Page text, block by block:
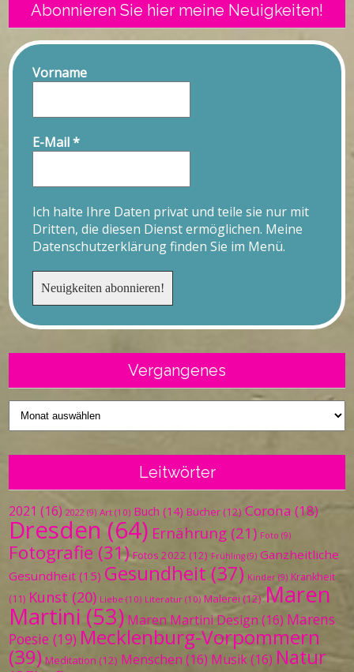
Abonnieren Sie hier meine Neuigkeiten!
Vorname
E-Mail*
Ich halte Ihre Daten privat und teile sie nur mit
Dritten, die diesen Dienst ermöglichen. Meine
Datenschutzerklärung finden Sie im Menü.
Vergangenes
Vergangenes
Leitwörter
2021 (16) 2022 (9) Art (10) Buch (14) Bücher (12) Corona (18)
Dresden (64) Ernährung (21) Foto (9)
Fotografie (31) Fotos 2022 (12) Frühling (9) Ganzheitliche
Gesundheit (15) Gesundheit (37) Kinder (9) Krankheit
(11) Kunst (20) Liebe (10) Literatur (10) Malerei (12) Maren
Martini (53) Maren Martini Design (16) Marens
Poesie (19) Mecklenburg-Vorpommern
(39) Meditation (12) Menschen (16) Musik(16) Natur